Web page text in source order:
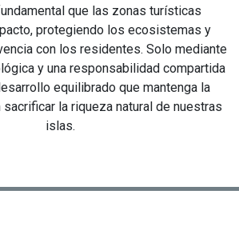
que las zonas turísticas
protegiendo los ecosistemas y
con los residentes. Solo mediante
y una responsabilidad compartida
equilibrado que mantenga la
la riqueza natural de nuestras
islas.